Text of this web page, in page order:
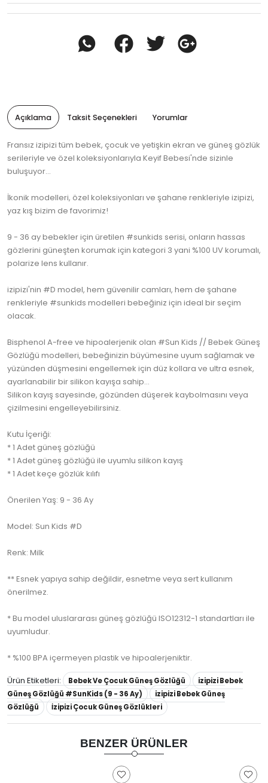
Açıklama Taksit Seçenekleri Yorumlar
Fransız izipizi tüm bebek, çocuk ve yetişkin ekran ve güneş gözlük
serileriyle ve özel koleksiyonlarıyla Keyif Bebesi'nde sizinle
buluşuyor...
İkonik modelleri, özel koleksiyonları ve şahane renkleriyle izipizi,
yaz kış bizim de favorimiz!
9 - 36 ay bebekler için üretilen #sunkids serisi, onların hassas
gözlerini güneşten korumak için kategori 3 yani %100 UV korumalı,
polarize lens kullanır.
izipizi'nin #D model, hem güvenilir camları, hem de şahane
renkleriyle #sunkids modelleri bebeğiniz için ideal bir seçim
olacak.
Bisphenol A-free ve hipoalerjenik olan #Sun Kids // Bebek Güneş
Gözlüğü modelleri, bebeğinizin büyümesine uyum sağlamak ve
yüzünden düşmesini engellemek için düz kollara ve ultra esnek,
ayarlanabilir bir silikon kayışa sahip...
Silikon kayış sayesinde, gözünden düşerek kaybolmasını veya
çizilmesini engelleyebilirsiniz.
Kutu İçeriği:
* 1 Adet güneş gözlüğü
* 1 Adet güneş gözlüğü ile uyumlu silikon kayış
* 1 Adet keçe gözlük kılıfı
Önerilen Yaş: 9 - 36 Ay
Model: Sun Kids #D
Renk: Milk
** Esnek yapıya sahip değildir, esnetme veya sert kullanım
önerilmez.
* Bu model uluslararası güneş gözlüğü ISO12312-1 standartları ile
uyumludur.
* %100 BPA içermeyen plastik ve hipoalerjeniktir.
Ürün Etiketleri:
Bebek Ve Çocuk Güneş Gözlüğü
izipizi Bebek
Güneş Gözlüğü #SunKids (9 - 36 Ay)
izipizi Bebek Güneş
Gözlüğü
İzipizi Çocuk Güneş Gözlükleri
BENZER ÜRÜNLER